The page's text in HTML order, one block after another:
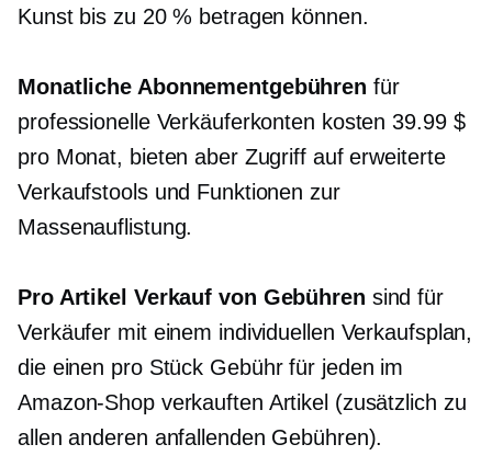
Kunst bis zu 20 % betragen können.
Monatliche Abonnementgebühren für
professionelle Verkäuferkonten kosten 39.99 $
pro Monat, bieten aber Zugriff auf erweiterte
Verkaufstools und Funktionen zur
Massenauflistung.
Pro Artikel Verkauf von Gebühren sind für
Verkäufer mit einem individuellen Verkaufsplan,
die einen pro Stück Gebühr für jeden im
Amazon-Shop verkauften Artikel (zusätzlich zu
allen anderen anfallenden Gebühren).